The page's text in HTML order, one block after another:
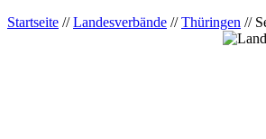
Startseite //Landesverbände //Thüringen //